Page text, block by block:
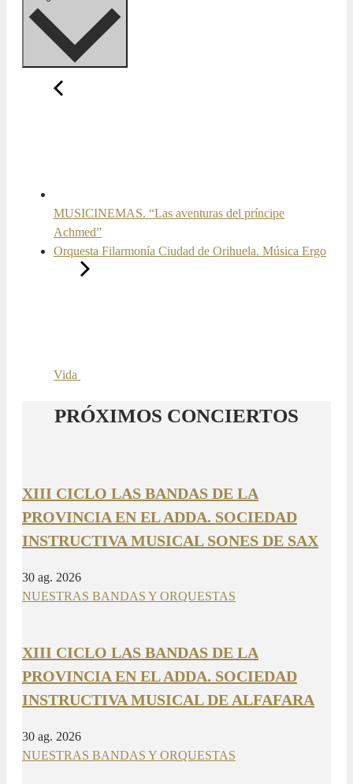
MUSICINEMAS. “Las aventuras del príncipe
Achmed”
Orquesta Filarmonía Ciudad de Orihuela. Música Ergo
Vida
PRÓXIMOS CONCIERTOS
XIII CICLO LAS BANDAS DE LA
PROVINCIA EN EL ADDA. SOCIEDAD
INSTRUCTIVA MUSICAL SONES DE SAX
30 ag. 2026
NUESTRAS BANDAS Y ORQUESTAS
XIII CICLO LAS BANDAS DE LA
PROVINCIA EN EL ADDA. SOCIEDAD
INSTRUCTIVA MUSICAL DE ALFAFARA
30 ag. 2026
NUESTRAS BANDAS Y ORQUESTAS